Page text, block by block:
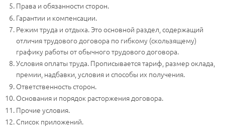
Права и обязанности сторон.
Гарантии и компенсации.
Режим труда и отдыха. Это основной раздел, содержащий
отличия трудового договора по гибкому (скользящему)
графику работы от обычного трудового договора.
Условия оплаты труда. Прописывается тариф, размер оклада,
премии, надбавки, условия и способы их получения.
Ответственность сторон.
Основания и порядок расторжения договора.
Прочие условия.
Список приложений.